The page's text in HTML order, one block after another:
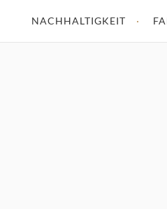
NACHHALTIGKEIT